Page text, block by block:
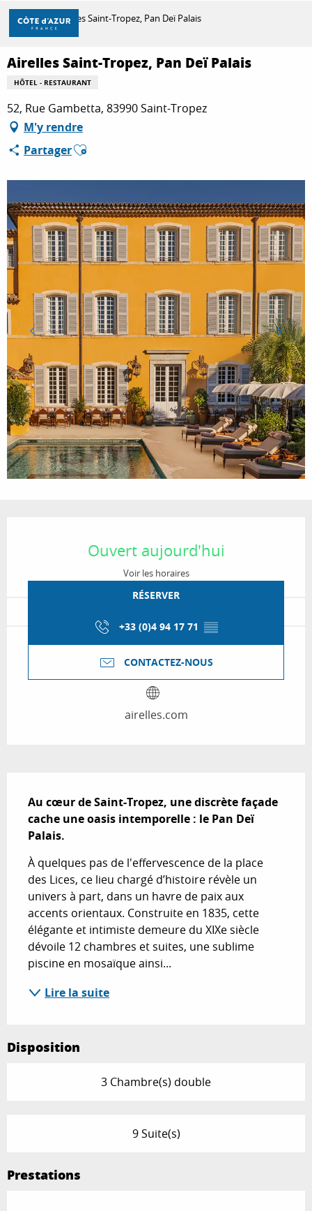
Aller
contenu
principal
DÉCOUVRIR
À FAIRE
SÉJOURNER
Accueil Airelles Saint-Tropez, Pan Deï Palais
Airelles Saint-Tropez, Pan Deï Palais
HÔTEL - RESTAURANT
52, Rue Gambetta, 83990 Saint-Tropez
M'y rendre
PartagerAjouter aux favoris
Ouvert aujourd'hui
Voir les horaires
RÉSERVER
+33 (0)4 94 17 71 ▒▒
CONTACTEZ-NOUS
airelles.com
Au cœur de Saint-Tropez, une discrète façade
cache une oasis intemporelle : le Pan Deï
Palais.
À quelques pas de l'effervescence de la place
des Lices, ce lieu chargé d’histoire révèle un
univers à part, dans un havre de paix aux
accents orientaux. Construite en 1835, cette
élégante et intimiste demeure du XIXe siècle
dévoile 12 chambres et suites, une sublime
piscine en mosaïque ainsi...
Lire la suite
Disposition
3 Chambre(s) double
9 Suite(s)
Prestations